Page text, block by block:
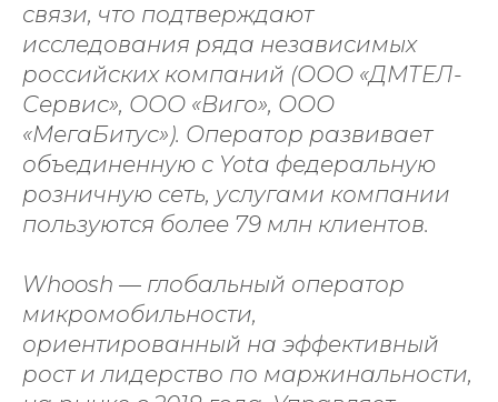
связи, что подтверждают
исследования ряда независимых
российских компаний (ООО «ДМТЕЛ-
Сервис», ООО «Виго», ООО
«МегаБитус»). Оператор развивает
объединенную с Yota федеральную
розничную сеть, услугами компании
пользуются более 79 млн клиентов.
Whoosh — глобальный оператор
микромобильности,
ориентированный на эффективный
рост и лидерство по маржинальности,